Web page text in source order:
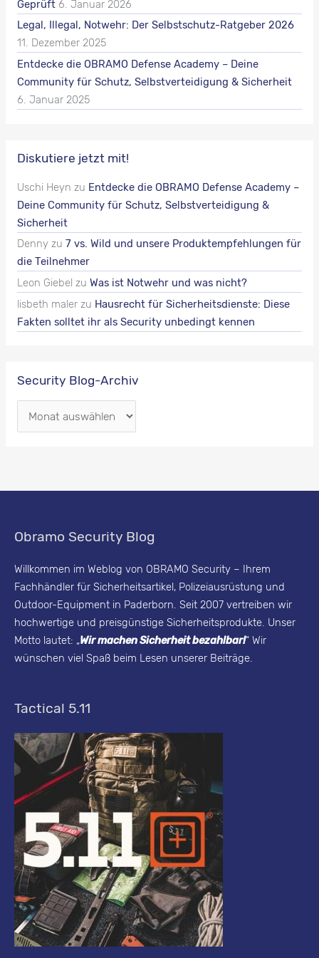
Geprüft 6. Januar 2026
Legal, Illegal, Notwehr: Der Selbstschutz-Ratgeber 2026
11. Dezember 2025
Entdecke die OBRAMO Defense Academy – Deine
Community für Schutz, Selbstverteidigung & Sicherheit
6. Januar 2025
Diskutiere jetzt mit!
Uschi Heyn zu Entdecke die OBRAMO Defense Academy –
Deine Community für Schutz, Selbstverteidigung &
Sicherheit
Dennyzu 7 vs. Wild und unsere Produktempfehlungen für
die Teilnehmer
Leon Giebel zu Was ist Notwehr und was nicht?
lisbeth malerzu Hausrecht für Sicherheitsdienste: Diese
Fakten solltet ihr als Security unbedingt kennen
Security Blog-Archiv
e
t
y
B
l
g
c
h
v
Obramo Security Blog
Willkommen im Weblog von OBRAMO Security – Ihrem
Fachhändler für Sicherheitsartikel, Polizeiausrüstung und
Outdoor-Equipment in Paderborn. Seit 2007 vertreiben wir
hochwertige und preisgünstige Sicherheitsprodukte. Unser
Motto lautet: „Wir machen Sicherheit bezahlbar!“ Wir
wünschen viel Spaß beim Lesen unserer Beiträge.
Tactical 5.11